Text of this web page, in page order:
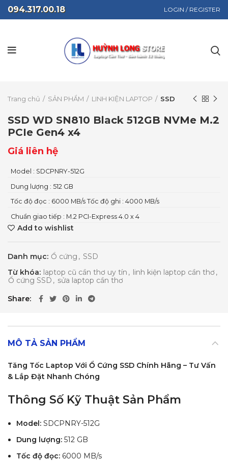
094.317.00.18 LOGIN / REGISTER
Click to enlarge
Trang chủ SẢN PHẨM LINH KIỆN LAPTOP SSD
SSD WD SN810 Black 512GB NVMe M.2
PCIe Gen4 x4
Giá liên hệ
Model : SDCPNRY-512G
Dung lượng : 512 GB
Tốc độ đọc : 6000 MB/s Tốc độ ghi : 4000 MB/s
Chuẩn giao tiếp : M.2 PCI-Express 4.0 x 4
Add to wishlist
Danh mục: Ổ cứng , SSD
Từ khóa: laptop cũ cần thơ uy tín , linh kiện laptop cần thơ ,
Ổ cứng SSD , sửa laptop cần thơ
Share
MÔ TẢ SẢN PHẨM
Tăng Tốc Laptop Với Ổ Cứng SSD Chính Hãng – Tư Vấn
& Lắp Đặt Nhanh Chóng
Thông Số Kỹ Thuật Sản Phẩm
Model: SDCPNRY-512G
Dung lượng: 512 GB
Tốc độ đọc: 6000 MB/s